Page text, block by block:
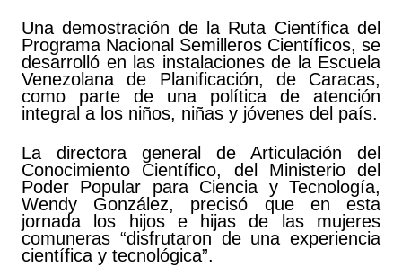
Una demostración de la Ruta Científica del
Programa Nacional Semilleros Científicos, se
desarrolló en las instalaciones de la Escuela
Venezolana de Planificación, de Caracas,
como parte de una política de atención
integral a los niños, niñas y jóvenes del país.
La directora general de Articulación del
Conocimiento Científico, del Ministerio del
Poder Popular para Ciencia y Tecnología,
Wendy González, precisó que en esta
jornada los hijos e hijas de las mujeres
comuneras “disfrutaron de una experiencia
científica y tecnológica”.